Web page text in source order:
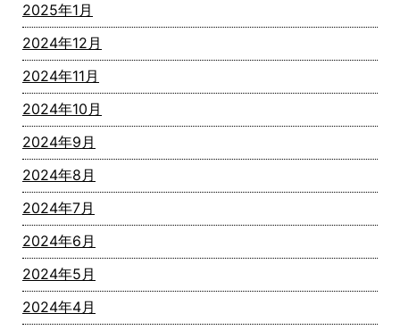
2025年1月
2024年12月
2024年11月
2024年10月
2024年9月
2024年8月
2024年7月
2024年6月
2024年5月
2024年4月